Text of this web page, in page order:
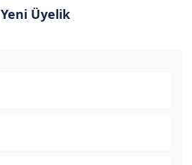
Yeni Üyelik